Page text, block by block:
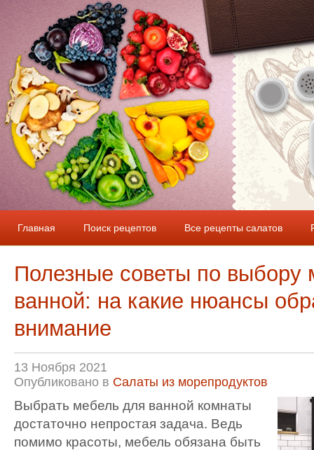
Главная Поиск рецептов Все рецепты салатов
Полезные советы по выбору
ванной: на какие нюансы
внимание
13 Ноября 2021
Опубликовано в Салаты из морепродуктов
Выбрать мебель для ванной комнаты
достаточно непростая задача. Ведь
помимо красоты, мебель обязана быть